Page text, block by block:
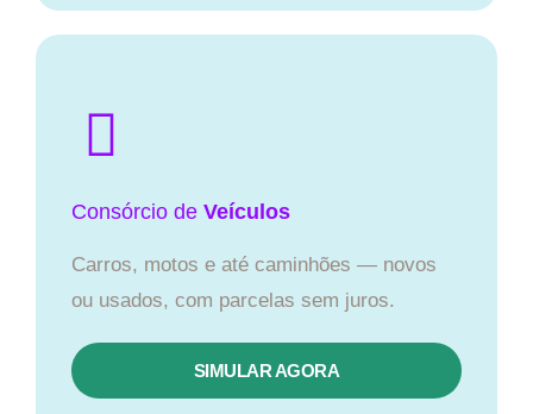
Consórcio de Veículos
Carros, motos e até caminhões — novos
ou usados, com parcelas sem juros.
SIMULAR AGORA